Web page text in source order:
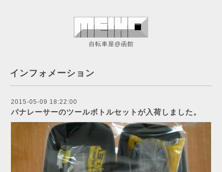
自転車屋@函館
インフォメーション
2015-05-09 18:22:00
パナレーサーのツールボトルセットが入荷しました。